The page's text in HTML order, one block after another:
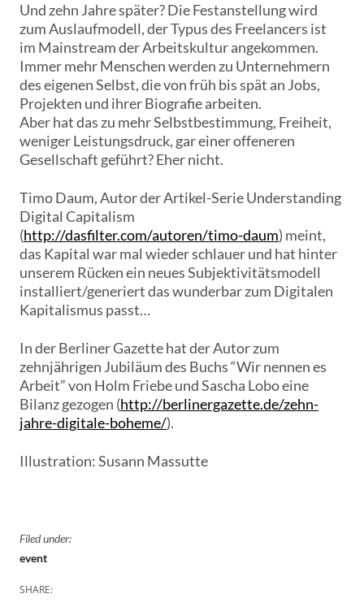
Und zehn Jahre später? Die Festanstellung wird
zum Auslaufmodell, der Typus des Freelancers ist
im Mainstream der Arbeitskultur angekommen.
Immer mehr Menschen werden zu Unternehmern
des eigenen Selbst, die von früh bis spät an Jobs,
Projekten und ihrer Biografie arbeiten.
Aber hat das zu mehr Selbstbestimmung, Freiheit,
weniger Leistungsdruck, gar einer offeneren
Gesellschaft geführt? Eher nicht.
Timo Daum, Autor der Artikel-Serie Understanding
Digital Capitalism
(http://dasfilter.com/autoren/timo-daum) meint,
das Kapital war mal wieder schlauer und hat hinter
unserem Rücken ein neues Subjektivitätsmodell
installiert/generiert das wunderbar zum Digitalen
Kapitalismus passt…
In der Berliner Gazette hat der Autor zum
zehnjährigen Jubiläum des Buchs “Wir nennen es
Arbeit” von Holm Friebe und Sascha Lobo eine
Bilanz gezogen (http://berlinergazette.de/zehn-
jahre-digitale-boheme/).
Illustration: Susann Massutte
Filed under:
event
SHARE: